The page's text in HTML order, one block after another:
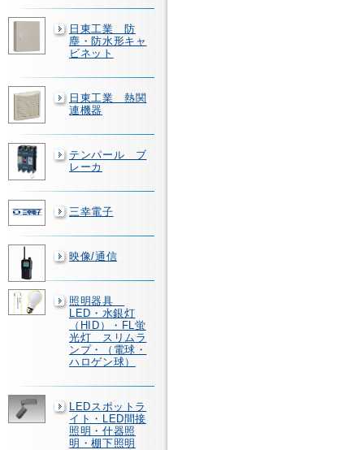
日東工業 防
塵・防水形キャ
ビネット
日東工業 熱関
連機器
テンパール ブ
レーカ
三幸電子
映像/通信
照明器具
LED・水銀灯
（HID）・FL蛍
光灯 スリムラ
ンプ・（電球・
ハロゲン球）
LEDスポットラ
イト・LED間接
照明・什器照
明・棚下照明